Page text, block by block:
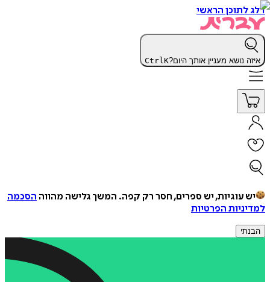
דלג לתוכן הראשי
איזה נושא מעניין אותך היום? CtrlK
יש עוגיות, יש ספרים, חסר רק קפה. המשך גלישה מהווה הסכמה
למדיניות הפרטיות
הבנתי